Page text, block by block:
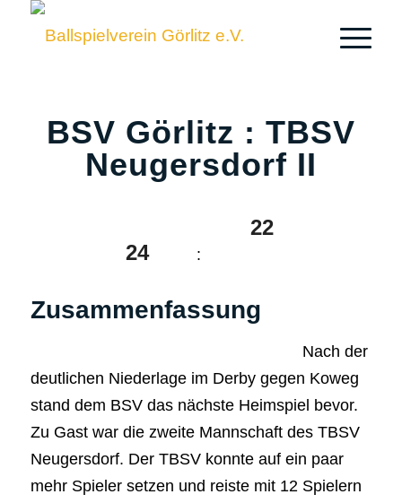
BSV Görlitz : TBSV
Neugersdorf II
24 :
22
Zusammenfassung
Nach der
deutlichen Niederlage im Derby gegen Koweg
stand dem BSV das nächste Heimspiel bevor.
Zu Gast war die zweite Mannschaft des TBSV
Neugersdorf. Der TBSV konnte auf ein paar
mehr Spieler setzen und reiste mit 12 Spielern